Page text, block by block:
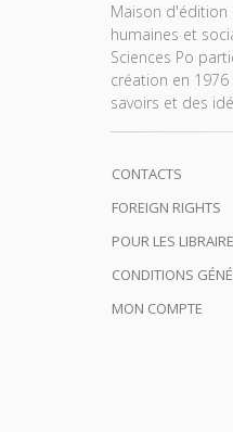
Maison d'édition
humaines et
Sciences Po
création en
savoirs et des
CONTACTS
FOREIGN RIGHTS
POUR LES
CONDITIONS
MON COMPTE